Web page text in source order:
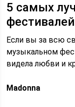
5 самых
Если вы за всю
музыкальном
видела любви и
Madonna